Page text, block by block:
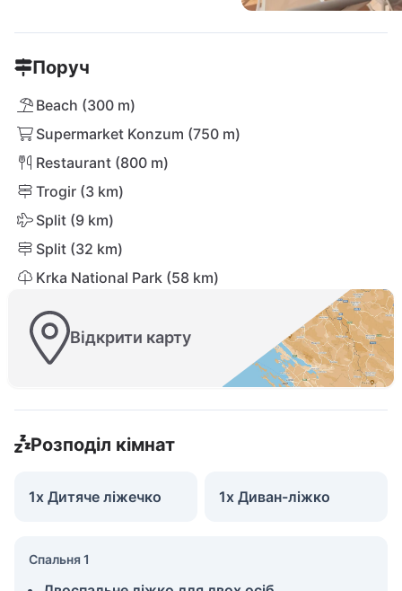
Поруч
Beach (300 m)
Supermarket Konzum (750 m)
Restaurant (800 m)
Trogir (3 km)
Split (9 km)
Split (32 km)
Krka National Park (58 km)
Відкрити карту
Розподіл кімнат
1x Дитяче ліжечко 1x Диван-ліжко
Спальня 1